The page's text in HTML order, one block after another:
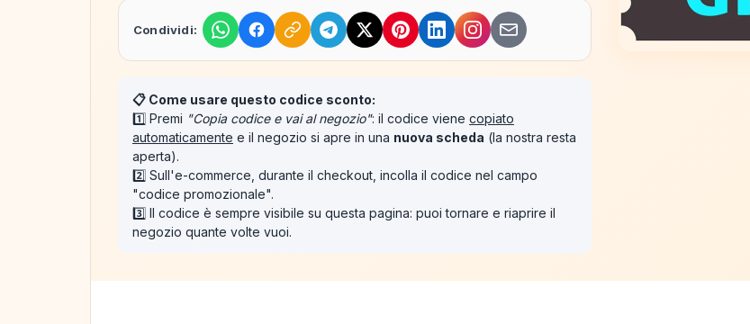
Condividi:
📋 Come usare questo codice sconto:
1️⃣ Premi "Copia codice e vai al negozio": il codice viene copiato
automaticamente e il negozio si apre in una nuova scheda (la nostra resta
aperta).
2️⃣ Sull'e-commerce, durante il checkout, incolla il codice nel campo
"codice promozionale".
3️⃣ Il codice è sempre visibile su questa pagina: puoi tornare e riaprire il
negozio quante volte vuoi.